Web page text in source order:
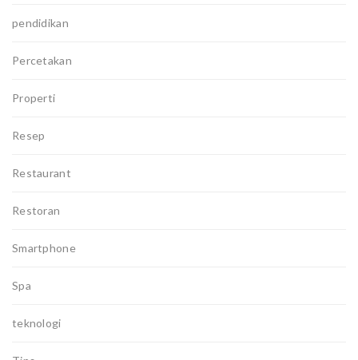
pendidikan
Percetakan
Properti
Resep
Restaurant
Restoran
Smartphone
Spa
teknologi